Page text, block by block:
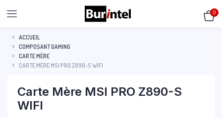
0
ACCUEIL
COMPOSANT GAMING
CARTE MÈRE
CARTE MÈRE MSI PRO Z890-S WIFI
Carte Mère MSI PRO Z890-S
WIFI